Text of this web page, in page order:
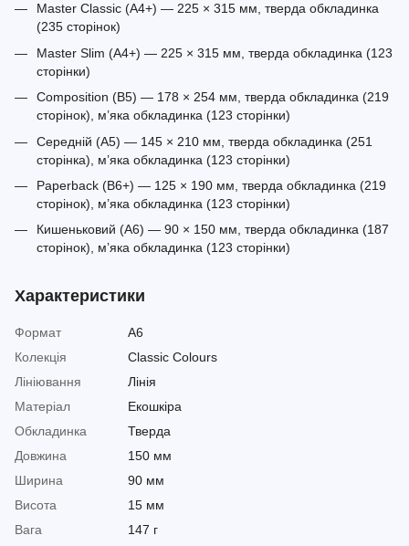
Master Classic (A4+) — 225 × 315 мм, тверда обкладинка
(235 сторінок)
Master Slim (A4+) — 225 × 315 мм, тверда обкладинка (123
сторінки)
Composition (B5) — 178 × 254 мм, тверда обкладинка (219
сторінок), м’яка обкладинка (123 сторінки)
Середній (A5) — 145 × 210 мм, тверда обкладинка (251
сторінка), м’яка обкладинка (123 сторінки)
Paperback (B6+) — 125 × 190 мм, тверда обкладинка (219
сторінок), м’яка обкладинка (123 сторінки)
Кишеньковий (A6) — 90 × 150 мм, тверда обкладинка (187
сторінок), м’яка обкладинка (123 сторінки)
Характеристики
Формат
A6
Колекція
Classic Colours
Лініювання
Лінія
Матеріал
Екошкіра
Обкладинка
Тверда
Довжина
150 мм
Ширина
90 мм
Висота
15 мм
Вага
147 г